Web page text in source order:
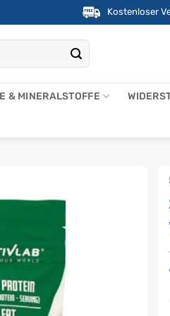
Kostenloser
& MINERALSTOFFE